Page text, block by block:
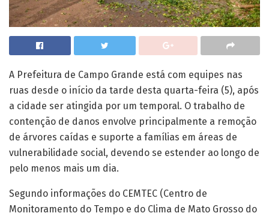
A Prefeitura de Campo Grande está com equipes nas
ruas desde o início da tarde desta quarta-feira (5), após
a cidade ser atingida por um temporal. O trabalho de
contenção de danos envolve principalmente a remoção
de árvores caídas e suporte a famílias em áreas de
vulnerabilidade social, devendo se estender ao longo de
pelo menos mais um dia.
Segundo informações do CEMTEC (Centro de
Monitoramento do Tempo e do Clima de Mato Grosso do